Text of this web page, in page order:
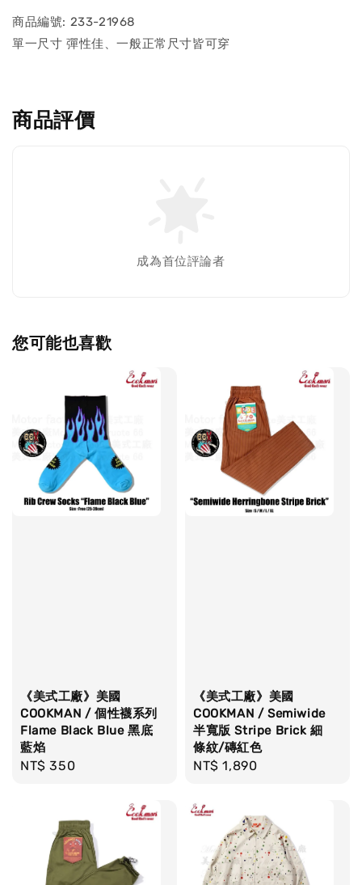
商品編號: 233-21968
單一尺寸 彈性佳、一般正常尺寸皆可穿
商品評價
成為首位評論者
您可能也喜歡
《美式工廠》美國
COOKMAN / 個性襪系列
Flame Black Blue 黑底
藍焰
Regular
NT$ 350
《美式工廠》美國
COOKMAN / Semiwide
半寬版 Stripe Brick 細
條紋/磚紅色
Regular
NT$ 1,890